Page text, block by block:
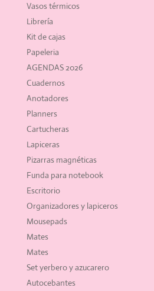
Vasos térmicos
Librería
Kit de cajas
Papeleria
AGENDAS 2026
Cuadernos
Anotadores
Planners
Cartucheras
Lapiceras
Pizarras magnéticas
Funda para notebook
Escritorio
Organizadores y lapiceros
Mousepads
Mates
Mates
Set yerbero y azucarero
Autocebantes